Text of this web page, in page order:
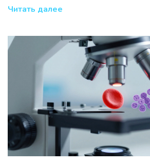
диагностике и лечению.
Читать далее